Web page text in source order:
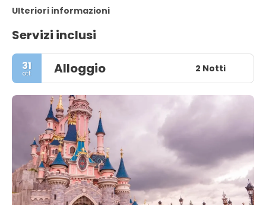
Ulteriori informazioni
Servizi inclusi
31
ott Alloggio 2 Notti